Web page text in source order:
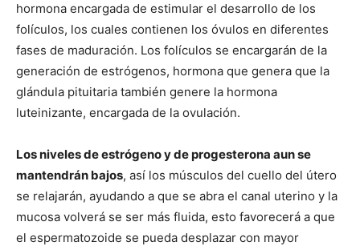
hormona encargada de estimular el desarrollo de los
folículos, los cuales contienen los óvulos en diferentes
fases de maduración. Los folículos se encargarán de la
generación de estrógenos, hormona que genera que la
glándula pituitaria también genere la hormona
luteinizante, encargada de la ovulación.
Los niveles de estrógeno y de progesterona aun se
mantendrán bajos, así los músculos del cuello del útero
se relajarán, ayudando a que se abra el canal uterino y la
mucosa volverá se ser más fluida, esto favorecerá a que
el espermatozoide se pueda desplazar con mayor